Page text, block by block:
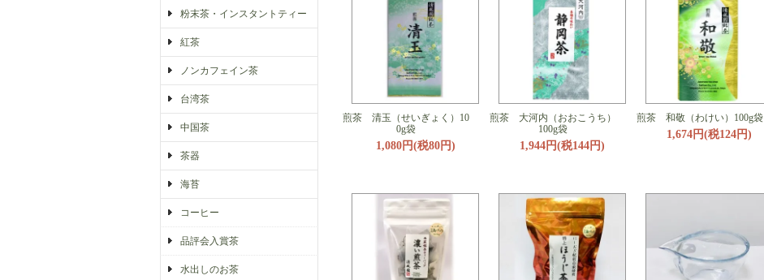
粉末茶・インスタントティー
紅茶
ノンカフェイン茶
台湾茶
中国茶
茶器
海苔
コーヒー
品評会入賞茶
水出しのお茶
煎茶 清玉（せいぎょく）10
0g袋
1,080円(税80円)
煎茶 大河内（おおこうち）
100g袋
1,944円(税144円)
煎茶 和敬（わけい）100g袋
1,674円(税124円)